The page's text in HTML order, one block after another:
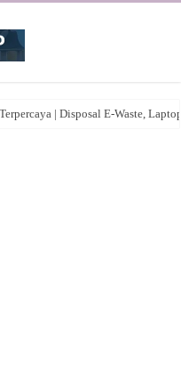
| Disposal E-Waste,